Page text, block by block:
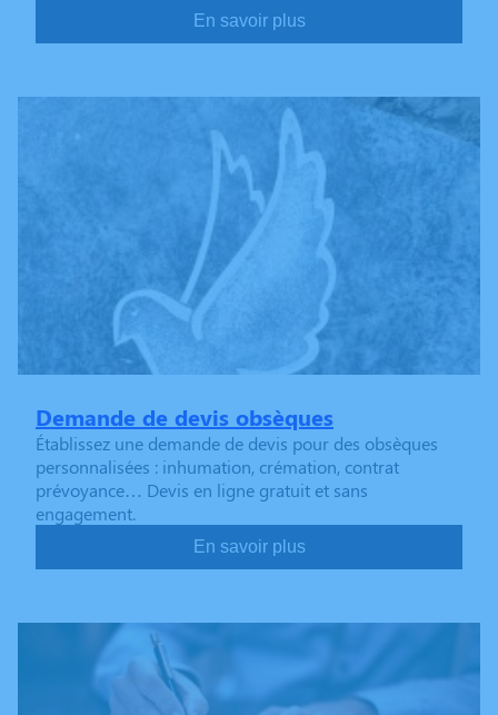
En savoir plus
Demande de devis obsèques
Établissez une demande de devis pour des obsèques
personnalisées : inhumation, crémation, contrat
prévoyance… Devis en ligne gratuit et sans
engagement.
En savoir plus